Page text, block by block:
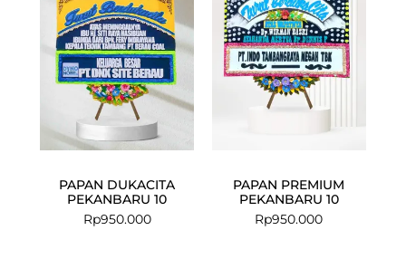
PAPAN DUKACITA
PEKANBARU 10
Rp950.000
PAPAN PREMIUM
PEKANBARU 10
Rp950.000